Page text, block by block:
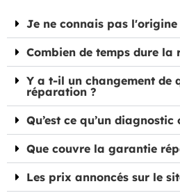
Je ne connais pas
Combien de temps dure la
Y a t-il un changement de
réparation ?
Qu’est ce qu’un diagnostic
Que couvre la garantie
Les prix annoncés sur le